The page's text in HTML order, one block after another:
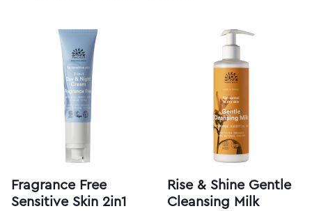
Fragrance Free
Sensitive Skin 2in1
Rise & Shine Gentle
Cleansing Milk